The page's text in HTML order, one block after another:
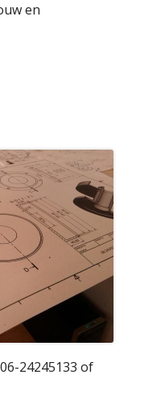
en
24245133 of